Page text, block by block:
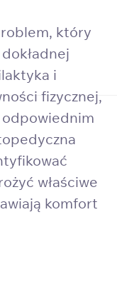
który
i
fizycznej,
właściwe
komfort